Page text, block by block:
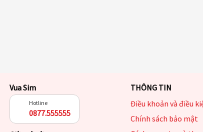
Vua Sim
Hotline
0877.555555
THÔNG TIN
Điều khoản và điều
Chính sách bảo mật